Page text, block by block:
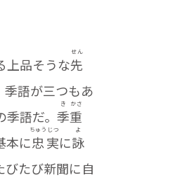
上品そうな先
せん
季語が三つもあ
語だ。 季
き
重
かさ
本に忠
ちゅう
実
じつ
に詠
よ
びたび新聞に自